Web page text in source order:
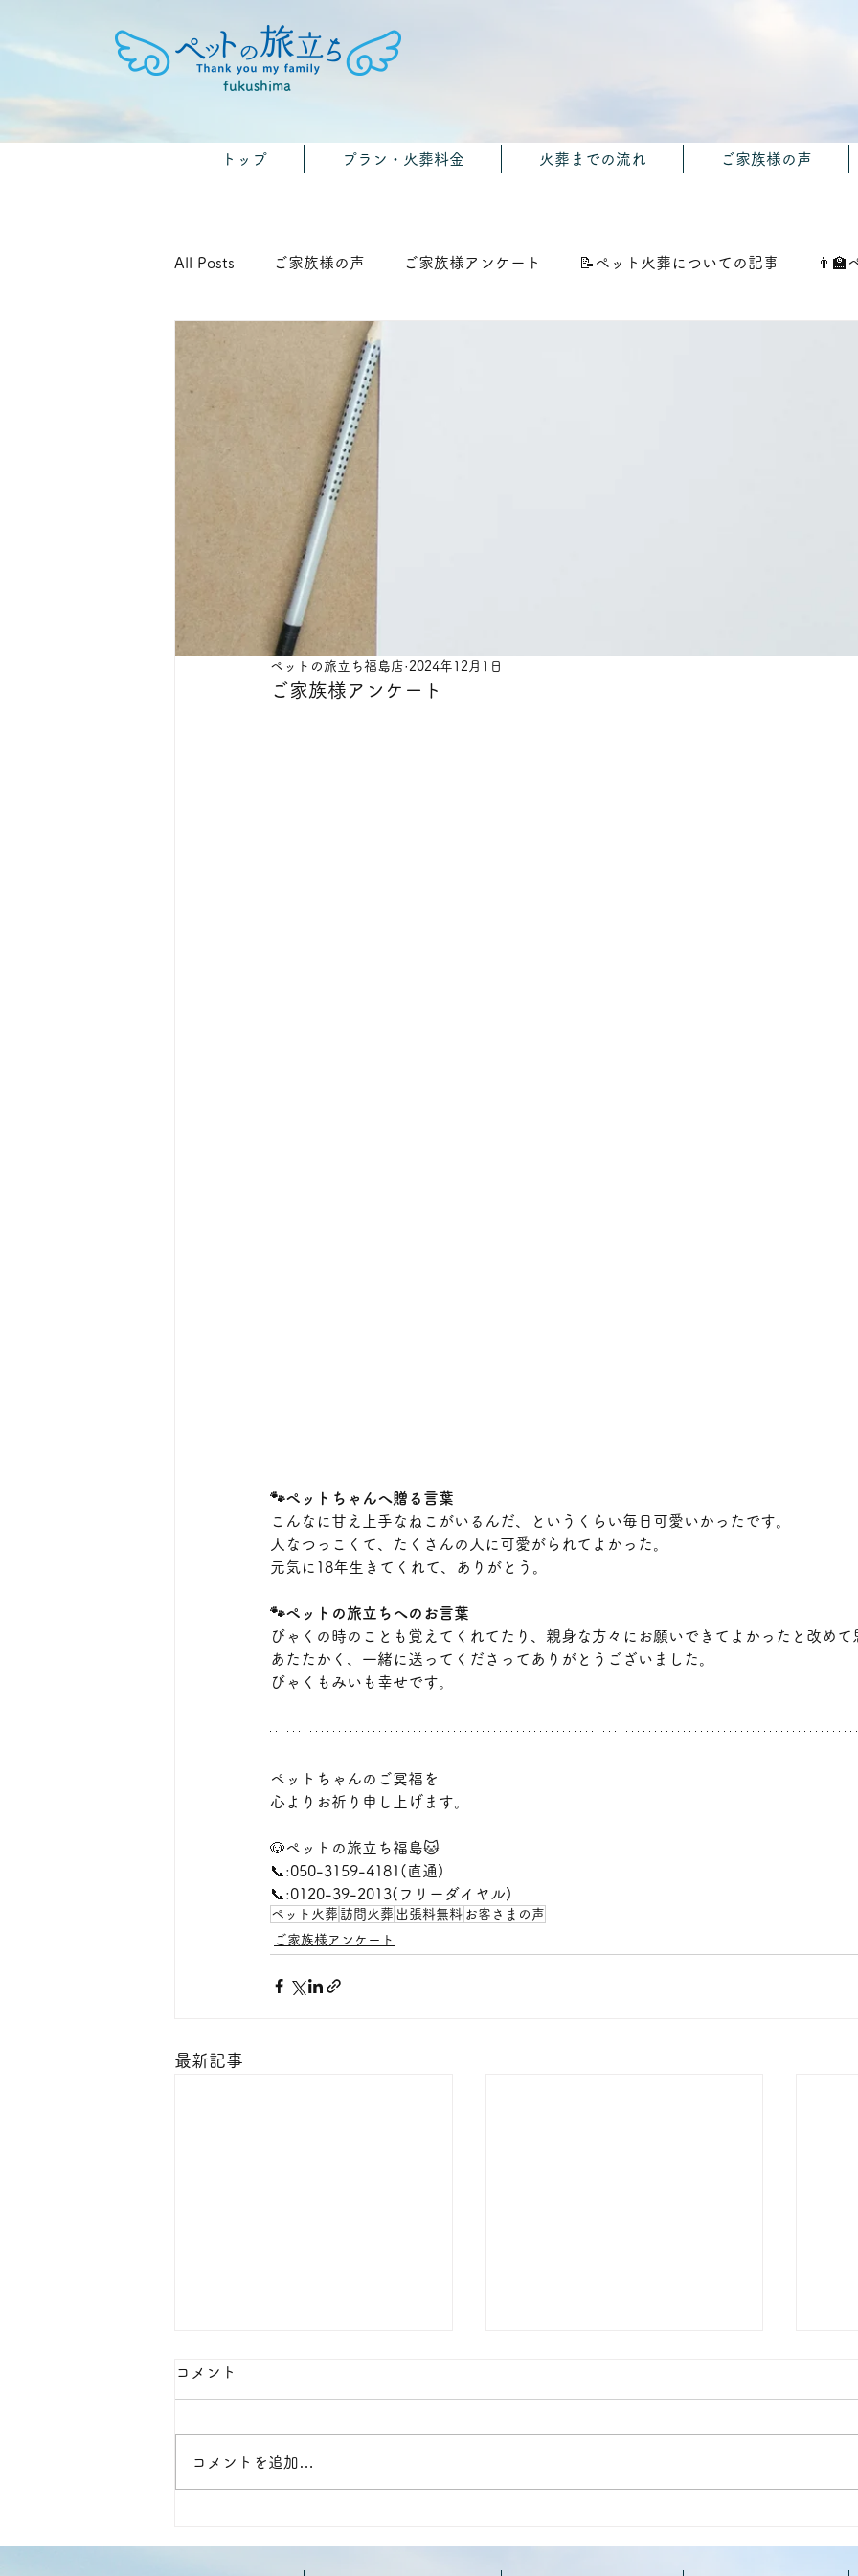
fukushima
トップ プラン・火葬料金 火葬までの流れ ご家族様の声
All Posts ご家族様の声 ご家族様アンケート 📝ペット火葬についての記事 👨‍🏫
🐾みんなのおうちのペット供養
ご家族様アンケート
ペットの旅立ち福島店 2024年12月1日
🐾ペットちゃんへ贈る言葉
こんなに甘え上手なねこがいるんだ、というくらい毎日可愛いかったです。
人なつっこくて、たくさんの人に可愛がられてよかった。
元気に18年生きてくれて、ありがとう。
🐾ペットの旅立ちへのお言葉
びゃくの時のことも覚えてくれてたり、親身な方々にお願いできてよかったと改めて
あたたかく、一緒に送ってくださってありがとうございました。
びゃくもみいも幸せです。
ペットちゃんのご冥福を
心よりお祈り申し上げます。
🐶ペットの旅立ち福島🐱
📞:050-3159-4181(直通)
📞:0120-39-2013(フリーダイヤル)
ペット火葬 訪問火葬 出張料無料 お客さまの声
ご家族様アンケート
最新記事
コメント
コメントを追加…